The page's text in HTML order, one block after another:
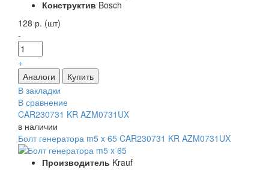
Конструктив Bosch
128 р. (шт)
-
+
В закладки
В сравнение
CAR230731 KR AZM0731UX
в наличии
Болт генератора m5 x 65 CAR230731 KR AZM0731UX
Производитель Krauf